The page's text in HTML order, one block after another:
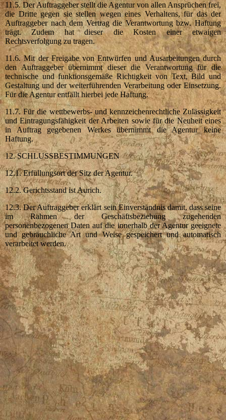
11.5. Der Auftraggeber stellt die Agentur von allen Ansprüchen frei,
die Dritte gegen sie stellen wegen eines Verhaltens, für das der
Auftraggeber nach dem Vertrag die Verantwortung bzw. Haftung
trägt. Zudem hat dieser die Kosten einer etwaigen
Rechtsverfolgung zu tragen.
11.6. Mit der Freigabe von Entwürfen und Ausarbeitungen durch
den Auftraggeber übernimmt dieser die Verantwortung für die
technische und funktionsgemäße Richtigkeit von Text, Bild und
Gestaltung und der weiterführenden Verarbeitung oder Einsetzung.
Für die Agentur entfällt hierbei jede Haftung.
11.7. Für die wettbewerbs- und kennzeichenrechtliche Zulässigkeit
und Eintragungsfähigkeit der Arbeiten sowie für die Neuheit eines
in Auftrag gegebenen Werkes übernimmt die Agentur keine
Haftung.
12. SCHLUSSBESTIMMUNGEN
12.1. Erfüllungsort der Sitz der Agentur.
12.2. Gerichtsstand ist Aurich.
12.3. Der Auftraggeber erklärt sein Einverständnis damit, dass seine
im Rahmen der Geschäftsbeziehung zugehenden
personenbezogenen Daten auf die innerhalb der Agentur geeignete
und gebräuchliche Art und Weise gespeichert und automatisch
verarbeitet werden.